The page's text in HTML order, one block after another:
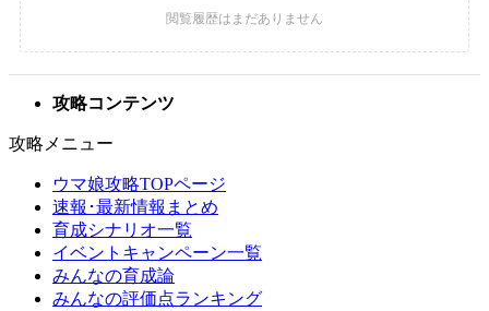
攻略コンテンツ
攻略メニュー
ウマ娘攻略TOPページ
速報･最新情報まとめ
育成シナリオ一覧
イベントキャンペーン一覧
みんなの育成論
みんなの評価点ランキング